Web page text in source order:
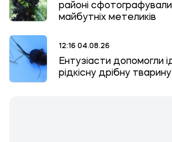
районі
майбутніх метеликів
12:16 04.08.26
Ентузіасти допомогли
рідкісну дрібну